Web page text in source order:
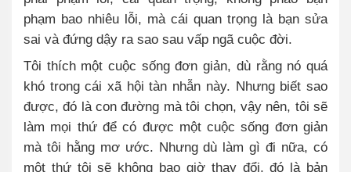
phạm bao nhiêu lỗi, mà cái quan trọng là bạn sửa
sai và đứng dậy ra sao sau vấp ngã cuộc đời.
Tôi thích một cuộc sống đơn giản, dù rằng nó quá
khó trong cái xã hội tàn nhẫn này. Nhưng biết sao
được, đó là con đường mà tôi chọn, vậy nên, tôi sẽ
làm mọi thứ để có được một cuộc sống đơn giản
mà tôi hằng mơ ước. Nhưng dù làm gì đi nữa, có
một thứ tôi sẽ không bao giờ thay đổi, đó là bản